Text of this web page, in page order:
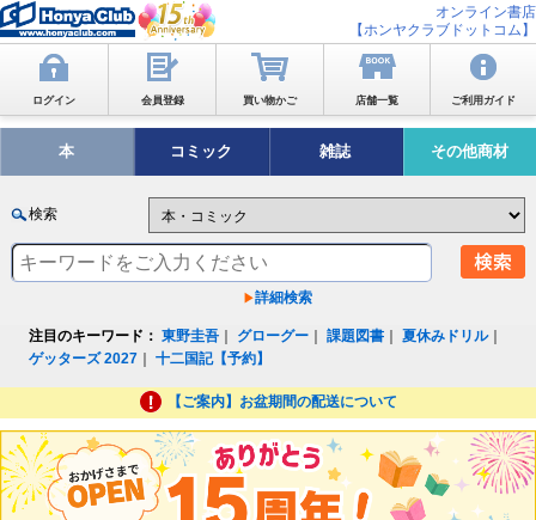
オンライン書店
【ホンヤクラブドットコム】
ログイン 会員登録 買い物かご 店舗一覧 ご利用ガイド
本 コミック 雑誌 その他商材
検索
詳細検索
注目のキーワード： 東野圭吾 グローグー ｜課題図書 ｜夏休みドリル｜
ゲッターズ 2027 ｜十二国記【予約】
【ご案内】お盆期間の配送について